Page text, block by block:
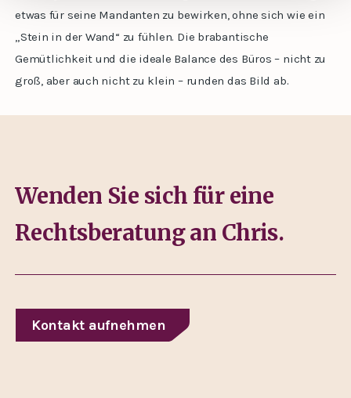
etwas für seine Mandanten zu bewirken, ohne sich wie ein
„Stein in der Wand“ zu fühlen. Die brabantische
Gemütlichkeit und die ideale Balance des Büros – nicht zu
groß, aber auch nicht zu klein – runden das Bild ab.
Wenden Sie sich für eine
Rechtsberatung an Chris.
Kontakt aufnehmen